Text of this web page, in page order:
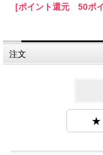
[ポイント還元 50ポ
注文